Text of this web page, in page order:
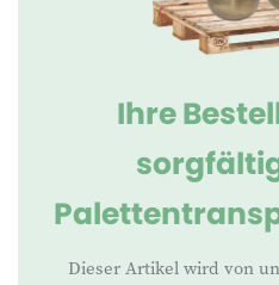
Ihre
Dieser Artikel wird von